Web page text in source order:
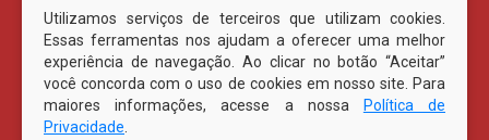
Utilizamos serviços de terceiros que utilizam cookies.
Essas ferramentas nos ajudam a oferecer uma melhor
experiência de navegação. Ao clicar no botão “Aceitar”
você concorda com o uso de cookies em nosso site. Para
maiores informações, acesse a nossa
Política de
Privacidade